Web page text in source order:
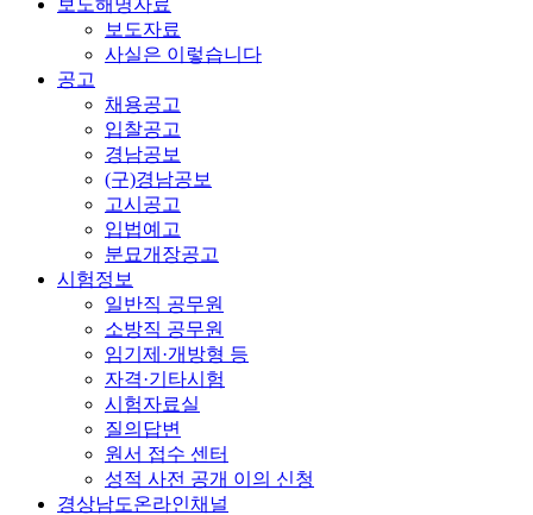
보도해명자료
보도자료
사실은 이렇습니다
공고
채용공고
입찰공고
경남공보
(구)경남공보
고시공고
입법예고
분묘개장공고
시험정보
일반직 공무원
소방직 공무원
임기제·개방형 등
자격·기타시험
시험자료실
질의답변
원서 접수 센터
성적 사전 공개 이의 신청
경상남도온라인채널